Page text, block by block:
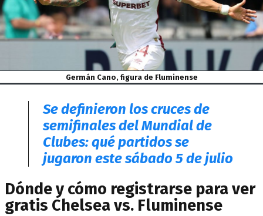
Germán Cano, figura de Fluminense
Se definieron los cruces de
semifinales del Mundial de
Clubes: qué partidos se
jugaron este sábado 5 de julio
Dónde y cómo registrarse para ver
gratis Chelsea vs. Fluminense